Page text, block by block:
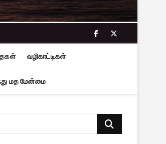
facebook
twitter
வழிகாட்டிகள்
மத மேன்மை
Search